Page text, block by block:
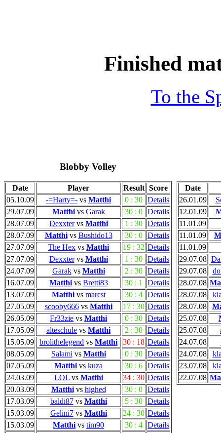
Finished
To the
Blobby Volley
Date Player Result Score
05.10.09
-=Harty=- vs Matthi 0 : 30 Details
29.07.09
Matthivs Garak 30 : 0 Details
28.07.09
Dexxtervs Matthi 1 : 30 Details
28.07.09
Matthivs Bushido13 30 : 0 Details
27.07.09
The Hex vs Matthi 19 : 32 Details
27.07.09
Dexxtervs Matthi 1 : 30 Details
24.07.09
Garakvs Matthi 2 : 30 Details
16.07.09
Matthivs Bretti83 30 : 1
Details
13.07.09
Matthivs marcst 30 : 4 Details
27.05.09
scooby666vs Matthi 17 : 30 Details
26.05.09
Fr33zie vs Matthi 0 : 30 Details
17.05.09
alteschule vs Matthi 2 : 30 Details
15.05.09
brolithelegend vs Matthi 30 : 18 Details
08.05.09
Salami vs Matthi 0 : 30 Details
07.05.09
Matthi vs kuza 30 : 6 Details
24.03.09
LOLvs Matthi 34 : 30 Details
20.03.09
Matthivs highed 30 : 0 Details
17.03.09
baldi87vs Matthi 5 : 30 Details
15.03.09
Gelini7vs Matthi 24 : 30 Details
15.03.09
Matthi vs tim90 30 : 4 Details
Date
26.01.09
12.01.09
11.01.09
11.01.09
11.01.09
29.07.08
29.07.08
28.07.08
28.07.08
28.07.08
25.07.08
25.07.08
24.07.08
24.07.08
23.07.08
22.07.08